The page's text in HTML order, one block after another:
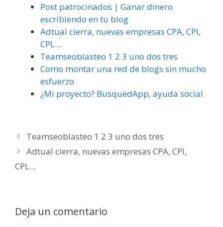
Post patrocinados | Ganar dinero
escribiendo en tu blog
Adtual cierra, nuevas empresas CPA, CPI,
CPL…
Teamseoblasteo 1 2 3 uno dos tres
Como montar una red de blogs sin mucho
esfuerzo
¿Mi proyecto? BusquedApp, ayuda social
Navegación
de
Teamseoblasteo 1 2 3 uno dos tres
Adtual cierra, nuevas empresas CPA, CPI,
CPL…
Deja un comentario